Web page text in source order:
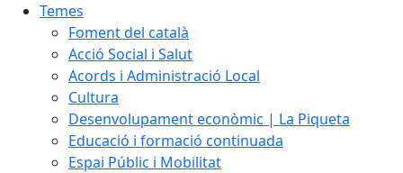
Temes
Foment del català
Acció Social i Salut
Acords i Administració Local
Cultura
Desenvolupament econòmic | La Piqueta
Educació i formació continuada
Espai Públic i Mobilitat